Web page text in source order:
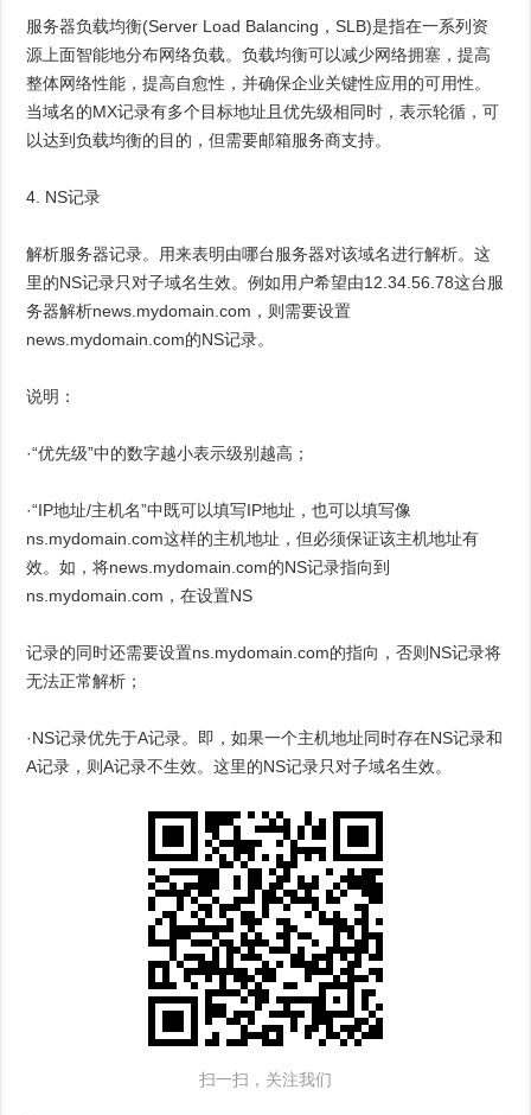
服务器负载均衡(Server Load Balancing，SLB)是指在一系列资
源上面智能地分布网络负载。负载均衡可以减少网络拥塞，提高
整体网络性能，提高自愈性，并确保企业关键性应用的可用性。
当域名的MX记录有多个目标地址且优先级相同时，表示轮循，可
以达到负载均衡的目的，但需要邮箱服务商支持。
4. NS记录
解析服务器记录。用来表明由哪台服务器对该域名进行解析。这
里的NS记录只对子域名生效。例如用户希望由12.34.56.78这台服
务器解析news.mydomain.com，则需要设置
news.mydomain.com的NS记录。
说明：
·“优先级”中的数字越小表示级别越高；
·“IP地址/主机名”中既可以填写IP地址，也可以填写像
ns.mydomain.com这样的主机地址，但必须保证该主机地址有
效。如，将news.mydomain.com的NS记录指向到
ns.mydomain.com，在设置NS
记录的同时还需要设置ns.mydomain.com的指向，否则NS记录将
无法正常解析；
·NS记录优先于A记录。即，如果一个主机地址同时存在NS记录和
A记录，则A记录不生效。这里的NS记录只对子域名生效。
扫一扫，关注我们